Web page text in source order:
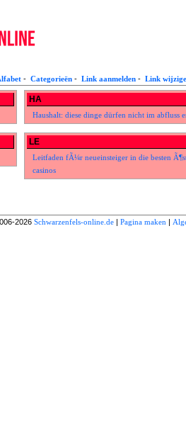
- Categorieën - Link aanmelden - Link
HA
Haushalt: diese dinge dürfen nicht im abfluss
LE
Leitfaden fÃ¼r neueinsteiger in die besten
casinos
2026Schwarzenfels-online.de |Pagina maken |